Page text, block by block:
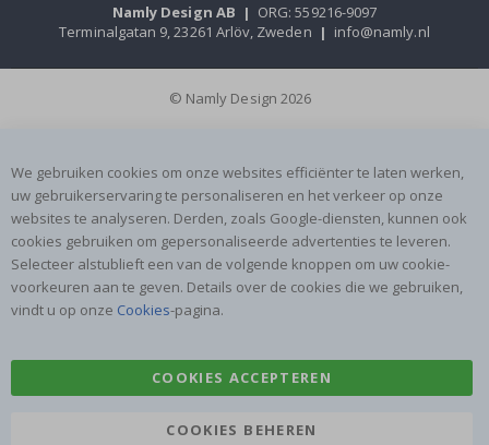
Namly Design AB | ORG: 559216-9097
Terminalgatan 9, 23261 Arlöv, Zweden | info@namly.nl
© Namly Design 2026
We gebruiken cookies om onze websites efficiënter te laten werken,
uw gebruikerservaring te personaliseren en het verkeer op onze
websites te analyseren. Derden, zoals Google-diensten, kunnen ook
cookies gebruiken om gepersonaliseerde advertenties te leveren.
Selecteer alstublieft een van de volgende knoppen om uw cookie-
voorkeuren aan te geven. Details over de cookies die we gebruiken,
vindt u op onze Cookies-pagina.
COOKIES ACCEPTEREN
COOKIES BEHEREN